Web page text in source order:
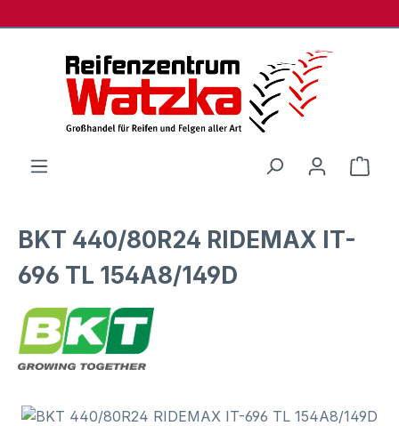
BKT 440/80R24 RIDEMAX IT-
696 TL 154A8/149D
Bildergalerie überspringen